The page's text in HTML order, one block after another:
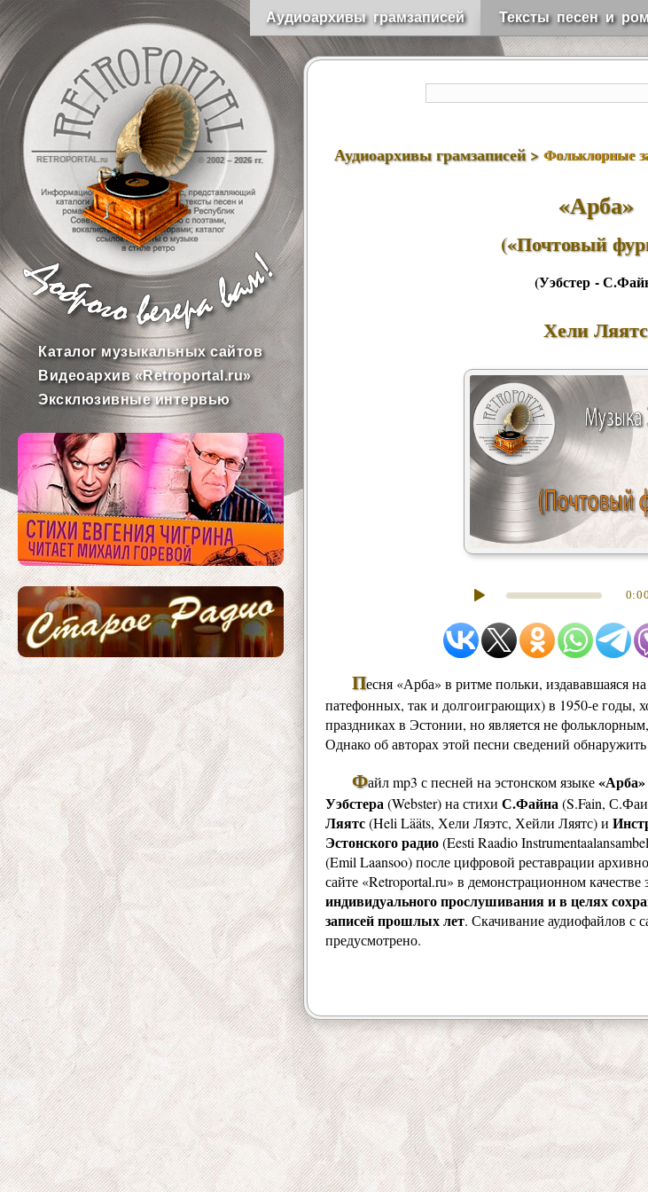
Аудиоархивы грамзаписей Тексты песен и
RETROPORTAL.ru © 2002 – 2026 гг.
Каталог музыкальных сайтов
Видеоархив «Retroportal.ru»
Эксклюзивные интервью
Аудиоархивы грамзаписей > Фольклорные
«Арба»
(«Почтовый
(Уэбстер -
Хели Ляятс
0:00
Песня «Арба» в ритме польки, издававшаяся
патефонных, так и долгоиграющих) в 1950-е годы,
праздниках в Эстонии, но является не
Однако об авторах этой песни сведений
Файл mp3 с песней на эстонском языке«Арба»
Уэбстера(Webster) на стихи С.Файна(S.Fain,
Ляятс(Heli Lääts, Хели Ляэтс, Хейли Ляятс) и
Эстонского радио(Eesti Raadio
(Emil Laansoo) после цифровой реставрации
сайте «Retroportal.ru» в демонстрационном
индивидуального прослушивания и в целях
записей прошлых лет. Скачивание аудиофайлов с
предусмотрено.